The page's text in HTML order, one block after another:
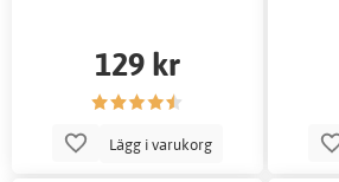
129 kr
Lägg i varukorg